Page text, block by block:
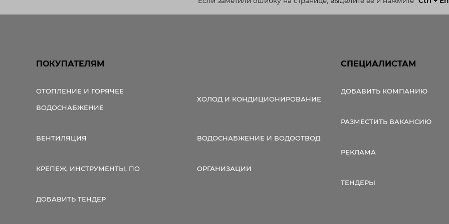
ПОКУПАТЕЛЯМ
ОТОПЛЕНИЕ И ГОРЯЧЕЕ
ВОДОСНАБЖЕНИЕ
ХОЛОД И КОНДИЦИОНИРОВАНИЕ
ВЕНТИЛЯЦИЯ ВОДОСНАБЖЕНИЕ И ВОДООТВОД
КРЕПЕЖ, ИНСТРУМЕНТЫ, ПО ОРГАНИЗАЦИИ
ДОБАВИТЬ ТЕНДЕР
СПЕЦИАЛИСТАМ
ДОБАВИТЬ КОМПАНИЮ
РАЗМЕСТИТЬ ВАКАНСИЮ
РЕКЛАМА
ТЕНДЕРЫ